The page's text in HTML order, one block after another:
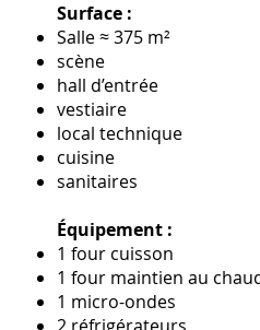
Surface :
Salle ≈ 375 m²
scène
hall d’entrée
vestiaire
local technique
cuisine
sanitaires
Équipement :
1 four cuisson
1 four maintien au
1 micro-ondes